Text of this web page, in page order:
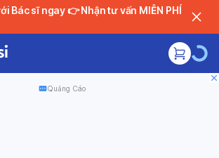
👉 Nhận tư vấn MIỄN PHÍ
Quảng Cáo